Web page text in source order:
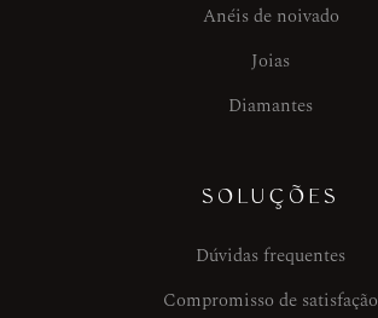
Anéis de noivado
Joias
Diamantes
SOLUÇÕES
Dúvidas frequentes
Compromisso de satisfação